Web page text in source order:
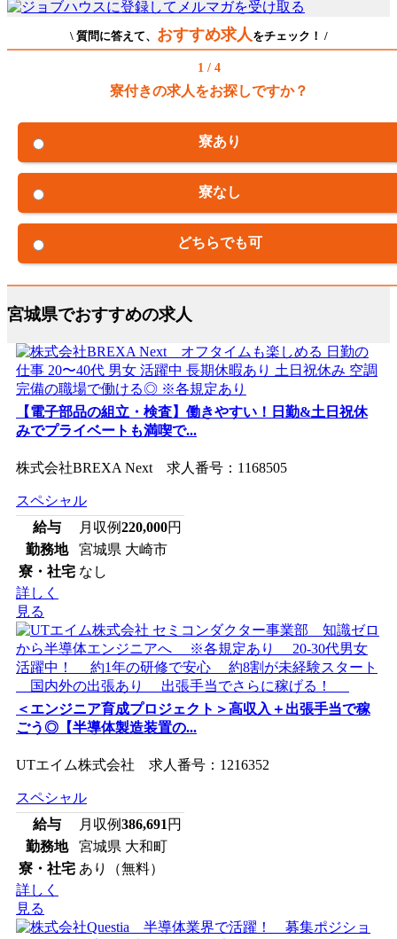
\ 質問に答えて、 おすすめ求人をチェック！ /
1 / 4
寮付きの求人をお探しですか？
寮あり
寮なし
どちらでも可
宮城県でおすすめの求人
【電子部品の組立・検査】働きやすい！日勤&土日祝休
みでプライベートも満喫で...
株式会社BREXA Next 求人番号：1168505
スペシャル
給与
月収例220,000円
勤務地
宮城県 大崎市
寮・社宅 なし
詳しく
見る
＜エンジニア育成プロジェクト＞高収入＋出張手当で稼
ごう◎【半導体製造装置の...
UTエイム株式会社 求人番号：1216352
スペシャル
給与
月収例386,691 円
勤務地
宮城県 大和町
寮・社宅 あり（無料）
詳しく
見る